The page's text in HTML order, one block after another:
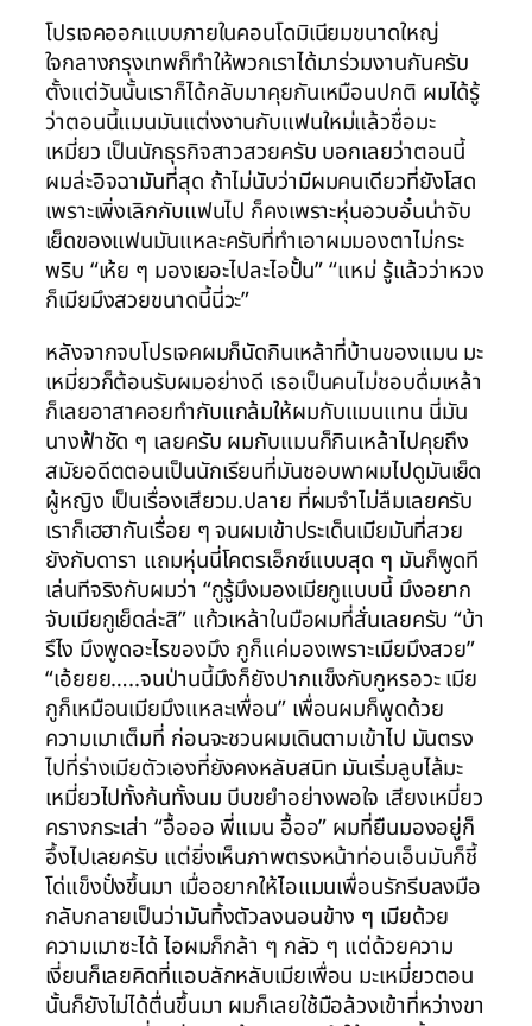
โปรเจคออกแบบภายในคอนโดมิเนียมขนาดใหญ่
ใจกลางกรุงเทพก็ทำให้พวกเราได้มาร่วมงานกันครับ
ตั้งแต่วันนั้นเราก็ได้กลับมาคุยกันเหมือนปกติ ผมได้รู้
ว่าตอนนี้แมนมันแต่งงานกับแฟนใหม่แล้วชื่อมะ
เหมี่ยว เป็นนักธุรกิจสาวสวยครับ บอกเลยว่าตอนนี้
ผมล่ะอิจฉามันที่สุด ถ้าไม่นับว่ามีผมคนเดียวที่ยังโสด
เพราะเพิ่งเลิกกับแฟนไป ก็คงเพราะหุ่นอวบอั๋นน่าจับ
เย็ดของแฟนมันแหละครับที่ทำเอาผมมองตาไม่กระ
พริบ “เห้ย ๆ มองเยอะไปละไอปั้น” “แหม่ รู้แล้วว่าหวง
ก็เมียมึงสวยขนาดนี้นี่วะ”
หลังจากจบโปรเจคผมก็นัดกินเหล้าที่บ้านของแมน มะ
เหมี่ยวก็ต้อนรับผมอย่างดี เธอเป็นคนไม่ชอบดื่มเหล้า
ก็เลยอาสาคอยทำกับแกล้มให้ผมกับแมนแทน นี่มัน
นางฟ้าชัด ๆ เลยครับ ผมกับแมนก็กินเหล้าไปคุยถึง
สมัยอดีตตอนเป็นนักเรียนที่มันชอบพาผมไปดูมันเย็ด
ผู้หญิง เป็นเรื่องเสียวม.ปลาย ที่ผมจำไม่ลืมเลยครับ
เราก็เฮฮากันเรื่อย ๆ จนผมเข้าประเด็นเมียมันที่สวย
ยังกับดารา แถมหุ่นนี่โคตรเอ็กซ์แบบสุด ๆ มันก็พูดที
เล่นทีจริงกับผมว่า “กูรู้มึงมองเมียกูแบบนี้ มึงอยาก
จับเมียกูเย็ดล่ะสิ” แก้วเหล้าในมือผมที่สั่นเลยครับ “บ้า
รึไง มึงพูดอะไรของมึง กูก็แค่มองเพราะเมียมึงสวย”
“เอ้ยยย…..จนป่านนี้มึงก็ยังปากแข็งกับกูหรอวะ เมีย
กูก็เหมือนเมียมึงแหละเพื่อน” เพื่อนผมก็พูดด้วย
ความเมาเต็มที่ ก่อนจะชวนผมเดินตามเข้าไป มันตรง
ไปที่ร่างเมียตัวเองที่ยังคงหลับสนิท มันเริ่มลูบไล้มะ
เหมี่ยวไปทั้งก้นทั้งนม บีบขยำอย่างพอใจ เสียงเหมี่ยว
ครางกระเส่า “อื้อออ พี่แมน อื้ออ” ผมที่ยืนมองอยู่ก็
อึ้งไปเลยครับ แต่ยิ่งเห็นภาพตรงหน้าท่อนเอ็นมันก็ชี้
โด่แข็งปั๋งขึ้นมา เมื่ออยากให้ไอแมนเพื่อนรักรีบลงมือ
กลับกลายเป็นว่ามันทิ้งตัวลงนอนข้าง ๆ เมียด้วย
ความเมาซะได้ ไอผมก็กล้า ๆ กลัว ๆ แต่ด้วยความ
เงี่ยนก็เลยคิดที่แอบลักหลับเมียเพื่อน มะเหมี่ยวตอน
นั้นก็ยังไม่ได้ตื่นขึ้นมา ผมก็เลยใช้มือล้วงเข้าที่หว่างขา